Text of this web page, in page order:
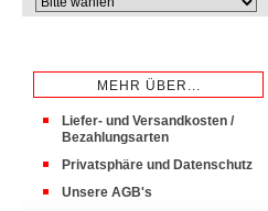
MEHR ÜBER...
Liefer- und Versandkosten /
Bezahlungsarten
Privatsphäre und Datenschutz
Unsere AGB's